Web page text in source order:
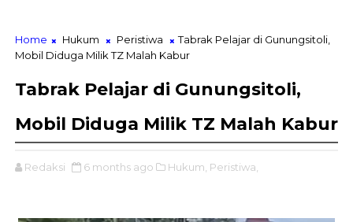
Home Hukum Peristiwa
Tabrak Pelajar di Gunungsitoli,
Mobil Diduga Milik TZ Malah Kabur
Tabrak Pelajar di Gunungsitoli,
Mobil Diduga Milik TZ Malah Kabur
Redaksi 6 months ago Hukum, Peristiwa,